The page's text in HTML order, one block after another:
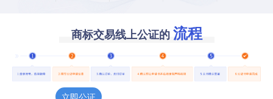
商标交易线上公证的 流程